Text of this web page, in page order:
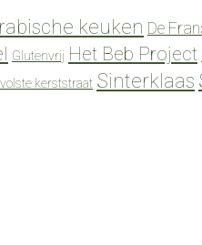
keuken De
Glutenvrij Het Beb Project
kerststraat Sinterklaas